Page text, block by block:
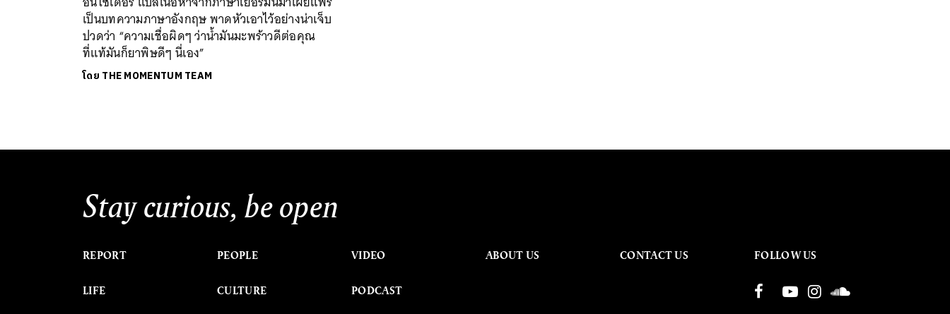
เป็นบทความภาษาอังกฤษ พาดหัวเอาไว้อย่างน่าเจ็บ
ปวดว่า “ความเชื่อผิดๆ ว่าน้ำมันมะพร้าวดีต่อคุณ
ที่แท้มันก็ยาพิษดีๆ นี่เอง”
โดย THE MOMENTUM TEAM
Stay curious, be open
REPORT
LIFE
PEOPLE
CULTURE
VIDEO
PODCAST
ABOUT US CONTACT US FOLLOW US